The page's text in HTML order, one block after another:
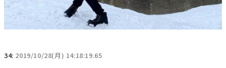
34: 2019/10/28(月) 14:18:19.65